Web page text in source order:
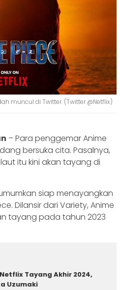
muncul di Twitter. (Twitter @Netflix)
– Para penggemar Anime
bersuka cita. Pasalnya,
itu kini akan tayang di
siap menayangkan
Dilansir dari Variety, Anime
tayang pada tahun 2023
Tayang Akhir 2024,
Uzumaki